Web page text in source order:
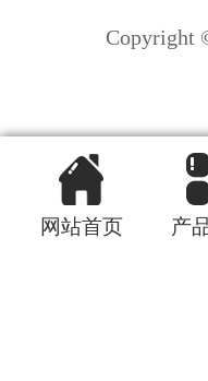
Copyright
网站首页 产